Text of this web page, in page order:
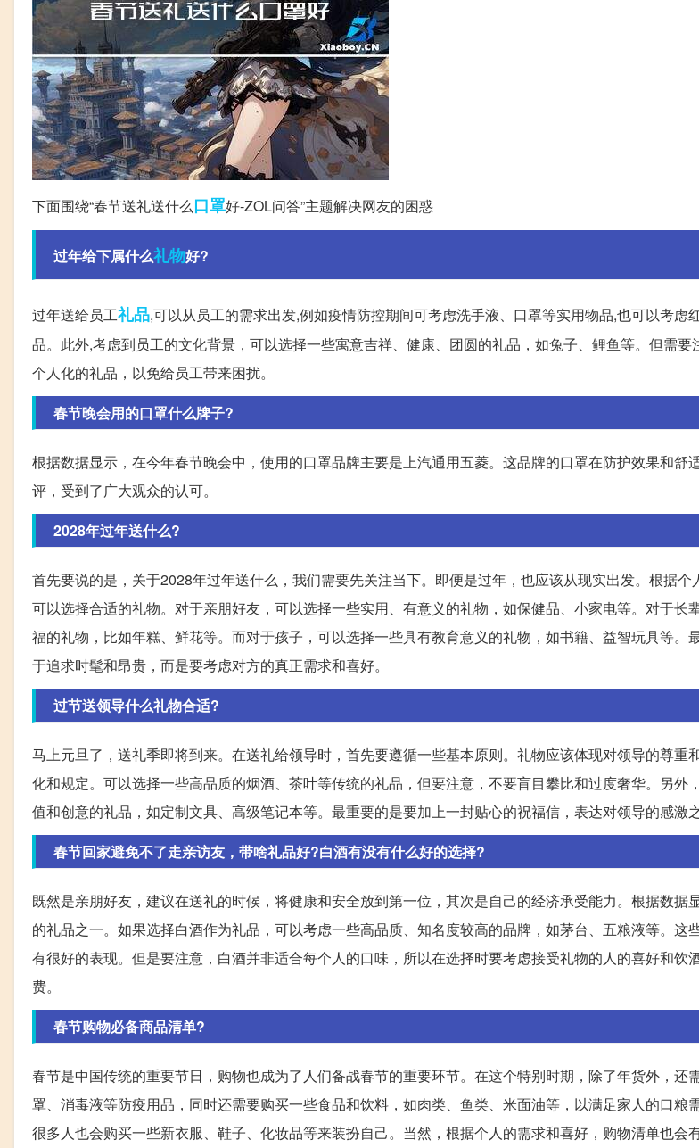
下面围绕“春节送礼送什么口罩好-ZOL问答”主题解决网友的困惑
过年给下属什么礼物好?
过年送给员工礼品,可以从员工的需求出发,例如疫情防控期间可考虑洗手液、口罩等实用物品,也可以考虑
品。此外,考虑到员工的文化背景，可以选择一些寓意吉祥、健康、团圆的礼品，如兔子、鲤鱼等。但需
个人化的礼品，以免给员工带来困扰。
春节晚会用的口罩什么牌子?
根据数据显示，在今年春节晚会中，使用的口罩品牌主要是上汽通用五菱。这品牌的口罩在防护效果和舒
评，受到了广大观众的认可。
2028年过年送什么?
首先要说的是，关于2028年过年送什么，我们需要先关注当下。即便是过年，也应该从现实出发。根据个
可以选择合适的礼物。对于亲朋好友，可以选择一些实用、有意义的礼物，如保健品、小家电等。对于长
福的礼物，比如年糕、鲜花等。而对于孩子，可以选择一些具有教育意义的礼物，如书籍、益智玩具等。
于追求时髦和昂贵，而是要考虑对方的真正需求和喜好。
过节送领导什么礼物合适?
马上元旦了，送礼季即将到来。在送礼给领导时，首先要遵循一些基本原则。礼物应该体现对领导的尊重
化和规定。可以选择一些高品质的烟酒、茶叶等传统的礼品，但要注意，不要盲目攀比和过度奢华。另外
值和创意的礼品，如定制文具、高级笔记本等。最重要的是要加上一封贴心的祝福信，表达对领导的感激
春节回家避免不了走亲访友，带啥礼品好?白酒有没有什么好的选择?
既然是亲朋好友，建议在送礼的时候，将健康和安全放到第一位，其次是自己的经济承受能力。根据数据
的礼品之一。如果选择白酒作为礼品，可以考虑一些高品质、知名度较高的品牌，如茅台、五粮液等。这
有很好的表现。但是要注意，白酒并非适合每个人的口味，所以在选择时要考虑接受礼物的人的喜好和饮
费。
春节购物必备商品清单?
春节是中国传统的重要节日，购物也成为了人们备战春节的重要环节。在这个特别时期，除了年货外，还
罩、消毒液等防疫用品，同时还需要购买一些食品和饮料，如肉类、鱼类、米面油等，以满足家人的口粮
很多人也会购买一些新衣服、鞋子、化妆品等来装扮自己。当然，根据个人的需求和喜好，购物清单也会有